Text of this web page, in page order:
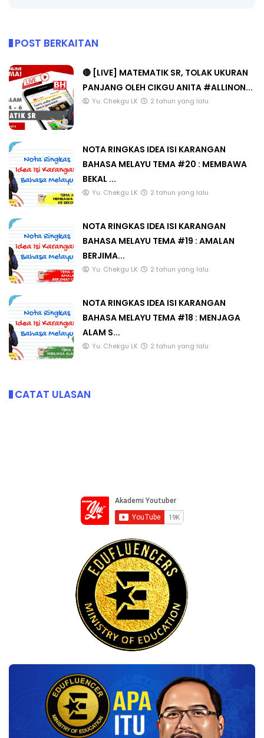
POST BERKAITAN
🔴 [LIVE] MATEMATIK SR, TOLAK UKURAN
PANJANG OLEH CIKGU ANITA #ALLINON...
Yu. Chekgu LK 2 tahun yang lalu
NOTA RINGKAS IDEA ISI KARANGAN
BAHASA MELAYU TEMA #20 : MEMBAWA
BEKAL ...
Yu. Chekgu LK 2 tahun yang lalu
NOTA RINGKAS IDEA ISI KARANGAN
BAHASA MELAYU TEMA #19 : AMALAN
BERJIMA...
Yu. Chekgu LK 2 tahun yang lalu
NOTA RINGKAS IDEA ISI KARANGAN
BAHASA MELAYU TEMA #18 : MENJAGA
ALAM S...
Yu. Chekgu LK 2 tahun yang lalu
CATAT ULASAN